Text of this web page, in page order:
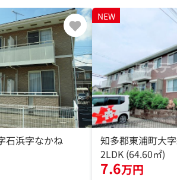
石浜字なかね
NEW
知多郡東浦町大
2LDK (64.60㎡)
7.6万円